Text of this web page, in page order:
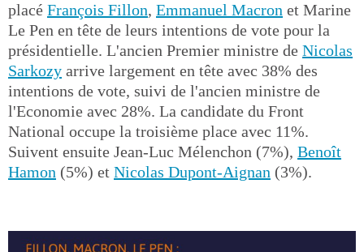
placé François Fillon, Emmanuel Macron et Marine
Le Pen en tête de leurs intentions de vote pour la
présidentielle. L'ancien Premier ministre de Nicolas
Sarkozy arrive largement en tête avec 38% des
intentions de vote, suivi de l'ancien ministre de
l'Economie avec 28%. La candidate du Front
National occupe la troisième place avec 11%.
Suivent ensuite Jean-Luc Mélenchon (7%), Benoît
Hamon (5%) et Nicolas Dupont-Aignan (3%).